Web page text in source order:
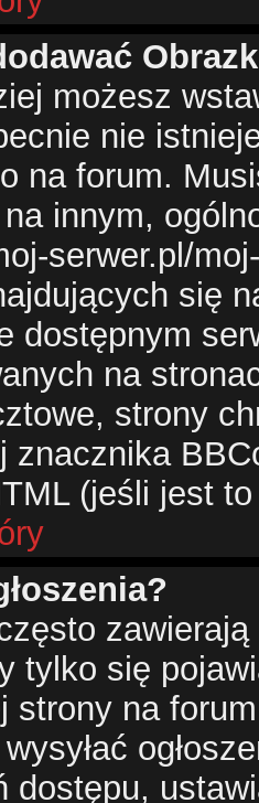
możesz
nie
na forum.
innym,
serwer.pl/
się
dostępnym
na
strony
znacznika
(jeśli jest
tylko się
strony na
dostępu,